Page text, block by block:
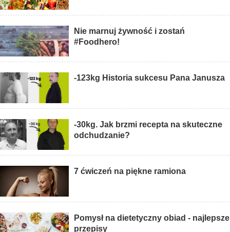
Nie marnuj żywność i zostań
#Foodhero!
-123kg Historia sukcesu Pana Janusza
-30kg. Jak brzmi recepta na skuteczne
odchudzanie?
7 ćwiczeń na piękne ramiona
Pomysł na dietetyczny obiad - najlepsze
przepisy